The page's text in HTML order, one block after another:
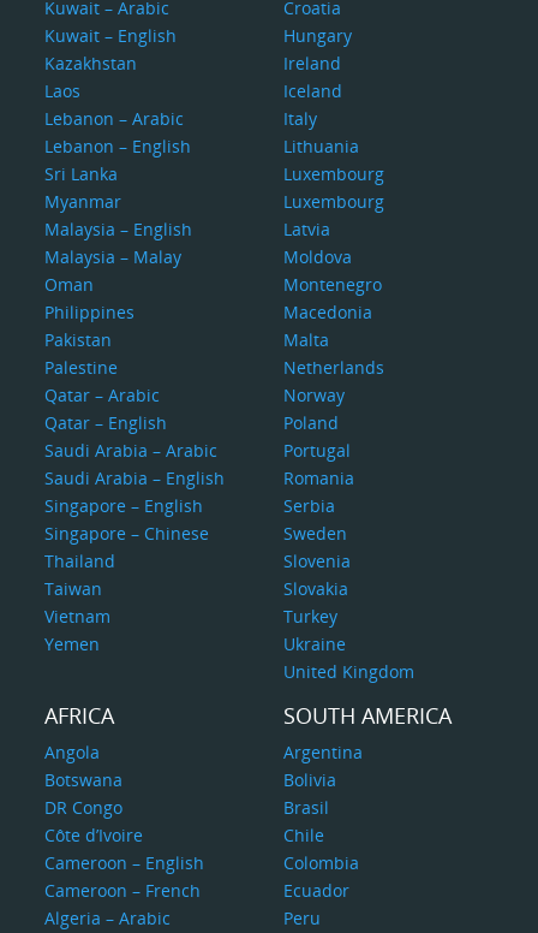
Kuwait – Arabic
Kuwait – English
Kazakhstan
Laos
Lebanon – Arabic
Lebanon – English
Sri Lanka
Myanmar
Malaysia – English
Malaysia – Malay
Oman
Philippines
Pakistan
Palestine
Qatar – Arabic
Qatar – English
Saudi Arabia – Arabic
Saudi Arabia – English
Singapore – English
Singapore – Chinese
Thailand
Taiwan
Vietnam
Yemen
Croatia
Hungary
Ireland
Iceland
Italy
Lithuania
Luxembourg
Luxembourg
Latvia
Moldova
Montenegro
Macedonia
Malta
Netherlands
Norway
Poland
Portugal
Romania
Serbia
Sweden
Slovenia
Slovakia
Turkey
Ukraine
United Kingdom
AFRICA
Angola
Botswana
DR Congo
Côte d’Ivoire
Cameroon – English
Cameroon – French
Algeria – Arabic
SOUTH AMERICA
Argentina
Bolivia
Brasil
Chile
Colombia
Ecuador
Peru